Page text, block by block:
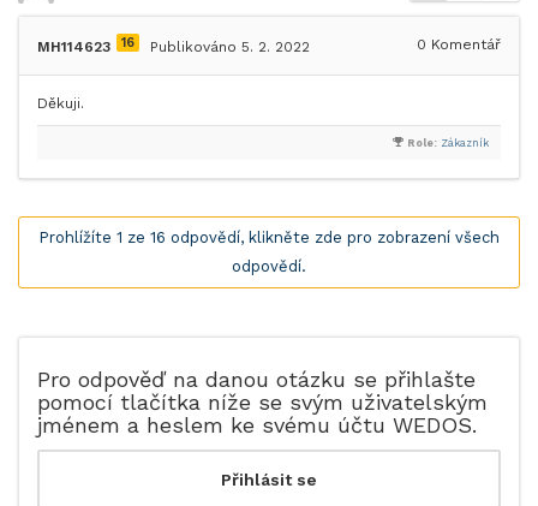
MH114623 16 Publikováno 5. 2. 2022 0 Komentář
Děkuji.
Role: Zákazník
Prohlížíte 1 ze 16 odpovědí, klikněte zde pro zobrazení všech
odpovědí.
Pro odpověď na danou otázku se přihlašte
pomocí tlačítka níže se svým uživatelským
jménem a heslem ke svému účtu WEDOS.